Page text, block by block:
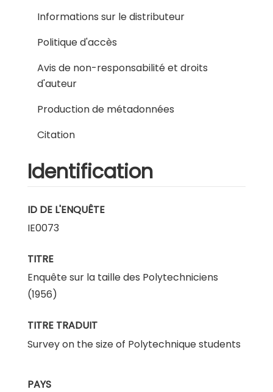
Informations sur le distributeur
Politique d'accès
Avis de non-responsabilité et droits
d'auteur
Production de métadonnées
Citation
Identification
ID DE L'ENQUÊTE
IE0073
TITRE
Enquête sur la taille des Polytechniciens
(1956)
TITRE TRADUIT
Survey on the size of Polytechnique students
PAYS